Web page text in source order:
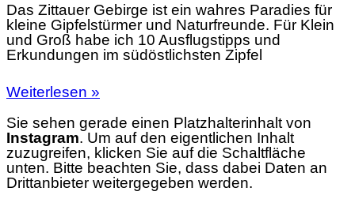
Das Zittauer Gebirge ist ein wahres Paradies für
kleine Gipfelstürmer und Naturfreunde. Für Klein
und Groß habe ich 10 Ausflugstipps und
Erkundungen im südöstlichsten Zipfel
Weiterlesen »
Sie sehen gerade einen Platzhalterinhalt von
Instagram. Um auf den eigentlichen Inhalt
zuzugreifen, klicken Sie auf die Schaltfläche
unten. Bitte beachten Sie, dass dabei Daten an
Drittanbieter weitergegeben werden.